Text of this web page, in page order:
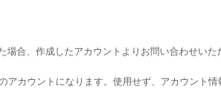
場合、作成したアカウントよりお問い合わせい
アカウントになります。使用せず、アカウント情